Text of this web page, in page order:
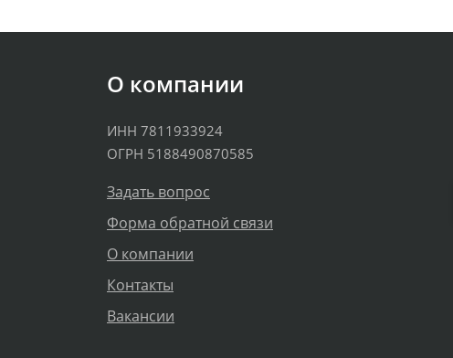
О компании
ИНН 7811933924
ОГРН 5188490870585
Задать вопрос
Форма обратной связи
О компании
Контакты
Вакансии